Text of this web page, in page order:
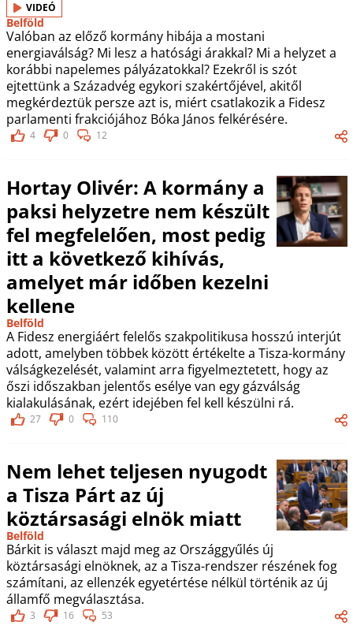
VIDEÓ
Belföld
Valóban az előző kormány hibája a mostani
energiaválság? Mi lesz a hatósági árakkal? Mi a helyzet a
korábbi napelemes pályázatokkal? Ezekről is szót
ejtettünk a Századvég egykori szakértőjével, akitől
megkérdeztük persze azt is, miért csatlakozik a Fidesz
parlamenti frakciójához Bóka János felkérésére.
4 0 12
Hortay Olivér: A kormány a
paksi helyzetre nem készült
fel megfelelően, most pedig
itt a következő kihívás,
amelyet már időben kezelni
kellene
Belföld
A Fidesz energiáért felelős szakpolitikusa hosszú interjút
adott, amelyben többek között értékelte a Tisza-kormány
válságkezelését, valamint arra figyelmeztetett, hogy az
őszi időszakban jelentős esélye van egy gázválság
kialakulásának, ezért idejében fel kell készülni rá.
27 0 110
Nem lehet teljesen nyugodt
a Tisza Párt az új
köztársasági elnök miatt
Belföld
Bárkit is választ majd meg az Országgyűlés új
köztársasági elnöknek, az a Tisza-rendszer részének fog
számítani, az ellenzék egyetértése nélkül történik az új
államfő megválasztása.
3 16 53